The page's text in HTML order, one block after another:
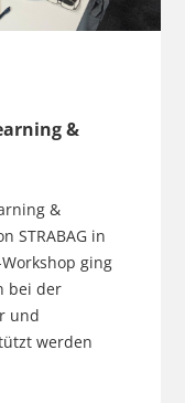
&
&
STRABAG in
ging
bei der
und
werden